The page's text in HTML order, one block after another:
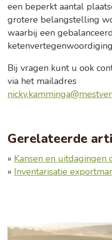
een beperkt aantal
grotere belangstelling
waarbij een
Bij vragen kunt u ook
via het mailadres
Gerelateerde
» Kansen en
» Inventarisatie